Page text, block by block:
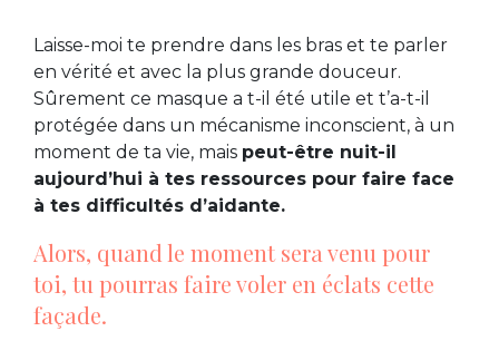
Laisse-moi te prendre dans les bras et te parler
en vérité et avec la plus grande douceur.
Sûrement ce masque a t-il été utile et t’a-t-il
protégée dans un mécanisme inconscient, à un
moment de ta vie, mais peut-être nuit-il
aujourd’hui à tes ressources pour faire face
à tes difficultés d’aidante.
Alors, quand le moment sera venu pour
toi, tu pourras faire voler en éclats cette
façade.